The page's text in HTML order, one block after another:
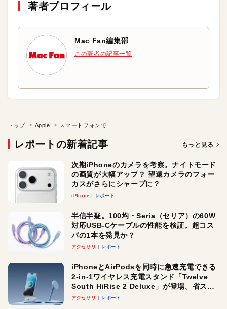
著者プロフィール
Mac Fan編集部
この著者の記事一覧
トップ Apple
レポートの新着記事 もっと見る
次期iPhoneのカメラを考察。ナイトモード
の画質が大幅アップ？ 望遠カメラのフォー
カスがさらにシャープに？
iPhone レポート
半信半疑。100均・Seria（セリア）の60W
対応USB-Cケーブルの性能を検証。超コス
パの1本を発見か？
アクセサリ レポート
iPhoneとAirPodsを同時に急速充電できる
2-in-1ワイヤレス充電スタンド「Twelve
South HiRise 2 Deluxe」が登場。省スペ
ースでおしゃれに充電したい人にオスス
アクセサリ レポート